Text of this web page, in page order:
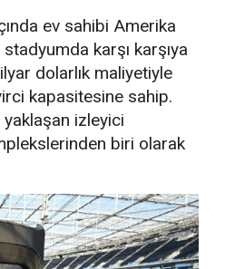
ev sahibi Amerika
karşı karşıya
dolarlık maliyetiyle
kapasitesine sahip.
izleyici
biri olarak